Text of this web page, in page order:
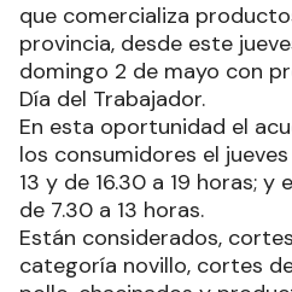
que comercializa
provincia, desde este
domingo 2 de mayo con
Día del Trabajador.
En esta oportunidad el
los consumidores el
13 y de 16.30 a 19 horas;
de 7.30 a 13 horas.
Están considerados,
categoría novillo, cortes